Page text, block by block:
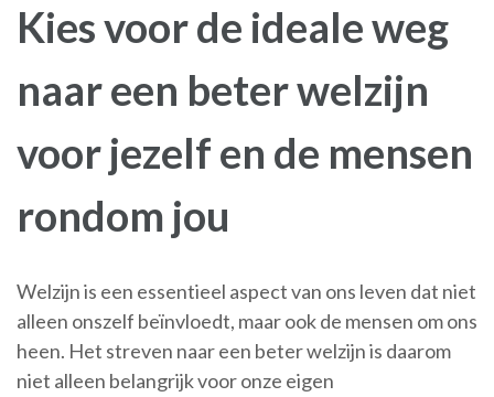
Kies voor de ideale weg
naar een beter welzijn
voor jezelf en de mensen
rondom jou
Welzijn is een essentieel aspect van ons leven dat niet
alleen onszelf beïnvloedt, maar ook de mensen om ons
heen. Het streven naar een beter welzijn is daarom
niet alleen belangrijk voor onze eigen